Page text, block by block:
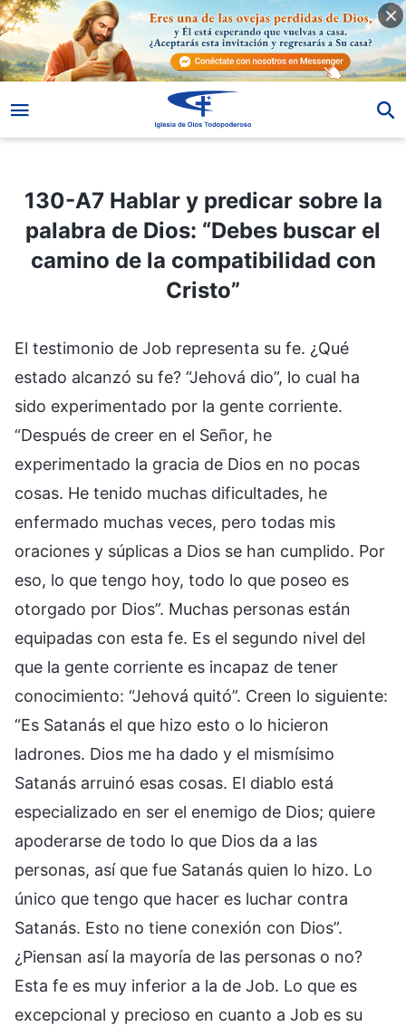
130-A7 Hablar y predicar sobre la
palabra de Dios: “Debes buscar el
camino de la compatibilidad con
Cristo”
El testimonio de Job representa su fe. ¿Qué
estado alcanzó su fe? “Jehová dio”, lo cual ha
sido experimentado por la gente corriente.
“Después de creer en el Señor, he
experimentado la gracia de Dios en no pocas
cosas. He tenido muchas dificultades, he
enfermado muchas veces, pero todas mis
oraciones y súplicas a Dios se han cumplido. Por
eso, lo que tengo hoy, todo lo que poseo es
otorgado por Dios”. Muchas personas están
equipadas con esta fe. Es el segundo nivel del
que la gente corriente es incapaz de tener
conocimiento: “Jehová quitó”. Creen lo siguiente:
“Es Satanás el que hizo esto o lo hicieron
ladrones. Dios me ha dado y el mismísimo
Satanás arruinó esas cosas. El diablo está
especializado en ser el enemigo de Dios; quiere
apoderarse de todo lo que Dios da a las
personas, así que fue Satanás quien lo hizo. Lo
único que tengo que hacer es luchar contra
Satanás. Esto no tiene conexión con Dios”.
¿Piensan así la mayoría de las personas o no?
Esta fe es muy inferior a la de Job. Lo que es
excepcional y precioso en cuanto a Job es su